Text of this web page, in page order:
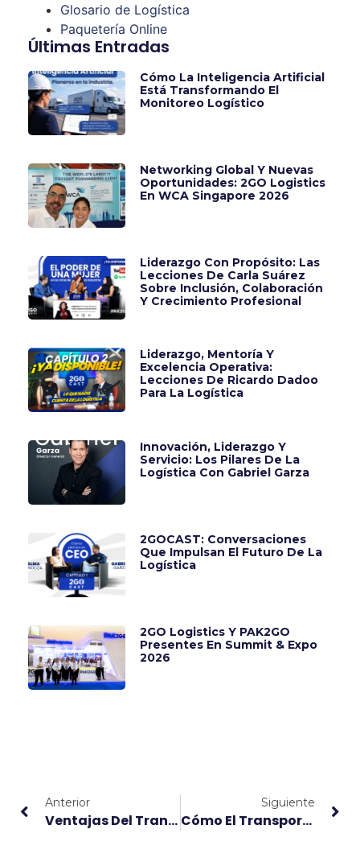
Glosario de Logística
Paquetería Online
Últimas Entradas
Cómo La Inteligencia Artificial
Está Transformando El
Monitoreo Logístico
Networking Global Y Nuevas
Oportunidades: 2GO Logistics
En WCA Singapore 2026
Liderazgo Con Propósito: Las
Lecciones De Carla Suárez
Sobre Inclusión, Colaboración
Y Crecimiento Profesional
Liderazgo, Mentoría Y
Excelencia Operativa:
Lecciones De Ricardo Dadoo
Para La Logística
Innovación, Liderazgo Y
Servicio: Los Pilares De La
Logística Con Gabriel Garza
2GOCAST: Conversaciones
Que Impulsan El Futuro De La
Logística
2GO Logistics Y PAK2GO
Presentes En Summit & Expo
2026
Anterior
Ventajas Del Transporte Intermodal En México En 2024 Con 2GOLogistics
Siguiente
Cómo El Transporte Intermodal Puede Reducir Costos En Tu Cadena De Suministro